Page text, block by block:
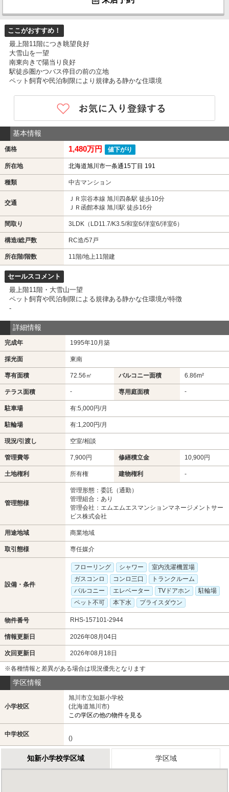
ここがおすすめ！
最上階11階につき眺望良好
大雪山を一望
南東向きで陽当り良好
駅徒歩圏かつバス停目の前の立地
ペット飼育や民泊制限により規律ある静かな住環境
基本情報
価格 1,480万円 値下がり
所在地 北海道旭川市一条通15丁目 191
種類 中古マンション
交通
ＪＲ宗谷本線 旭川四条駅 徒歩10分
ＪＲ函館本線 旭川駅 徒歩16分
間取り 3LDK（LD11.7/K3.5/和室6/洋室6/洋室6）
構造/総戸数 RC造/57戸
所在階/階数 11階/地上11階建
セールスコメント
最上階11階・大雪山一望
ペット飼育や民泊制限による規律ある静かな住環境が特徴
-
詳細情報
完成年 1995年10月築
採光面 東南
専有面積 72.56㎡ バルコニー面積 6.86m²
テラス面積 - 専用庭面積 -
駐車場 有:5,000円/月
駐輪場 有:1,200円/月
現況/引渡し 空室/相談
管理費等 7,900円 修繕積立金 10,900円
土地権利 所有権 建物権利 -
管理態様
管理形態：委託（通勤）
管理組合：あり
管理会社：エムエムエスマンションマネージメントサー
ビス株式会社
用途地域 商業地域
取引態様 専任媒介
設備・条件
フローリング シャワー
室内洗濯機置場
ガスコンロ
コンロ三口
トランクルーム
バルコニー
エレベーター TVドアホン
駐輪場
ペット不可
本下水 プライスダウン
物件番号 RHS-157101-2944
情報更新日 2026年08月04日
次回更新日 2026年08月18日
※各種情報と差異がある場合は現況優先となります
学区情報
小学校区
旭川市立知新小学校
(北海道旭川市)
この学区の他の物件を見る
中学校区
()
知新小学校学区域 学区域